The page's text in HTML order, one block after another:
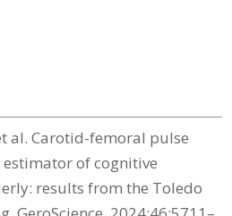
al. Carotid-femoral pulse
estimator of cognitive
results from the Toledo